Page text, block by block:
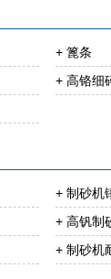
+ 篦条
+ 高铬细
+ 制砂机
+ 高钒制
+ 制砂机